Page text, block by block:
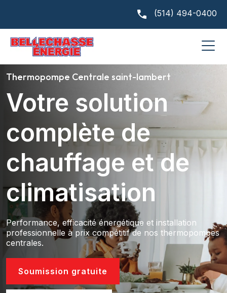
(514) 494-0400
Thermopompe Centrale saint-lambert
Votre solution
complète de
chauffage et de
climatisation
Performance, efficacité énergétique et installation
professionnelle à prix compétitif de nos thermopompes
centrales.
Soumission gratuite